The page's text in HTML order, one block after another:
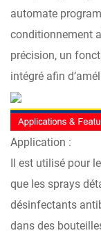
automate
conditionnement
précision, un
intégré afin
Application :
Il est utilisé pour
que les sprays
désinfectants
dans des